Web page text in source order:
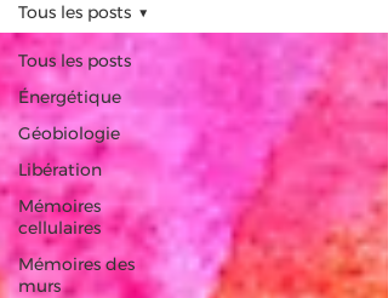
Tous les posts
Énergétique
Géobiologie
Libération
Mémoires
cellulaires
Mémoires des
murs
Tous les posts